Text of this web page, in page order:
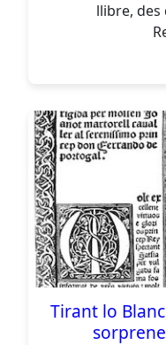
llibre, des
Tirant lo